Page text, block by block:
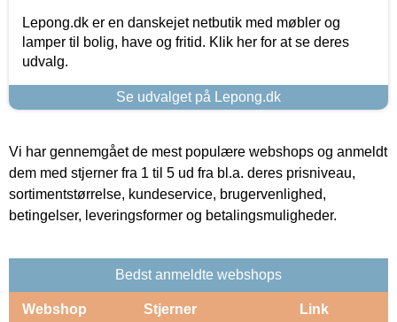
Lepong.dk er en danskejet netbutik med møbler og
lamper til bolig, have og fritid. Klik her for at se deres
udvalg.
Se udvalget på Lepong.dk
Vi har gennemgået de mest populære webshops og anmeldt
dem med stjerner fra 1 til 5 ud fra bl.a. deres prisniveau,
sortimentstørrelse, kundeservice, brugervenlighed,
betingelser, leveringsformer og betalingsmuligheder.
Bedst anmeldte webshops
Webshop Stjerner Link